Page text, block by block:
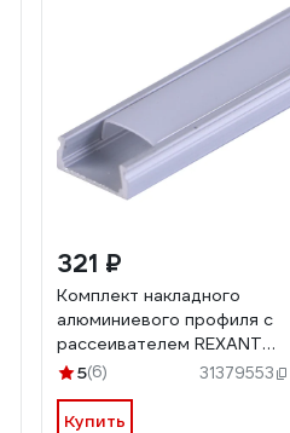
321 ₽
Комплект накладного
алюминиевого профиля с
рассеивателем REXANT
15x6мм, 2м 146-400
5(6) 31379553
Купить